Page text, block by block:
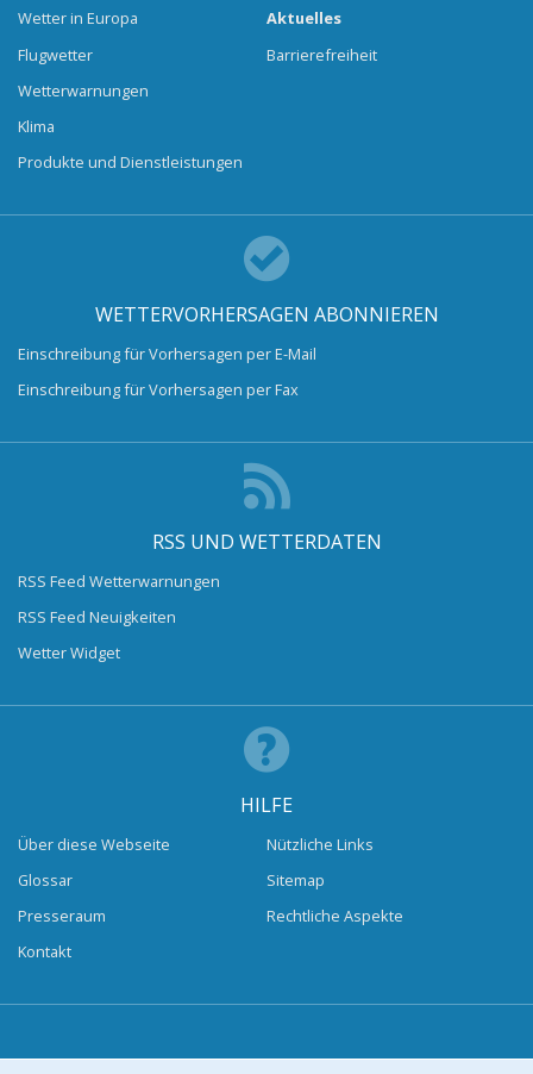
Wetter in Europa
Flugwetter
Wetterwarnungen
Klima
Produkte und Dienstleistungen
Aktuelles
Barrierefreiheit
WETTERVORHERSAGEN ABONNIEREN
Einschreibung für Vorhersagen per E-Mail
Einschreibung für Vorhersagen per Fax
RSS UND WETTERDATEN
RSS Feed Wetterwarnungen
RSS Feed Neuigkeiten
Wetter Widget
HILFE
Über diese Webseite
Glossar
Presseraum
Kontakt
Nützliche Links
Sitemap
Rechtliche Aspekte